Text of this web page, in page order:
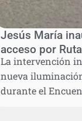
Jesús María
acceso por
La intervención
nueva
durante el